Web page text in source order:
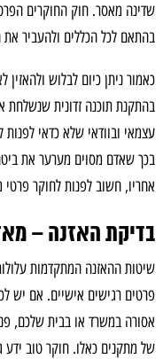
שדינה מאסר. חוק החוקרים
בהתאם לכל הכללים ולהעביר את
כאמור ניתן כיום לבלוש
בהתקנת תוכנה זדונית שנשלחת
עצמאי ובוודאי שלא כדאי
בכך שאדם מסוים מערער את
אחריו, חשוב לפנות לחוקר פרטי
בדיקת האזנה –
שיטות ההאזנה המתקדמות
פרטים רגישים אישיים. אם יש
אסורה במשרד או בבית שלכם,
של מתקנים כאלו. חוקר טוב